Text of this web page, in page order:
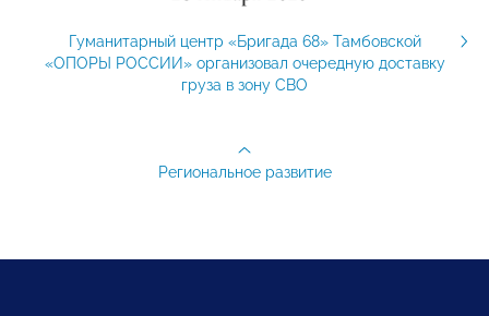
Гуманитарный центр «Бригада 68» Тамбовской
«ОПОРЫ РОССИИ» организовал очередную доставку
груза в зону СВО
Региональное развитие